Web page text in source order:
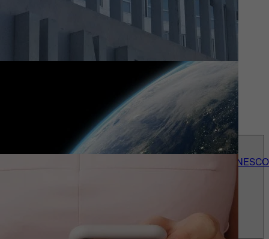
Over UNESCO
Onze 150+ UNESCO-erkenningen
accessibility_menu